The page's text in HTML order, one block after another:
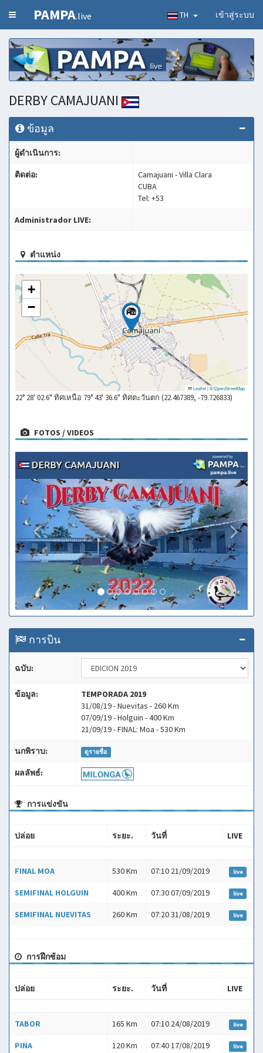
PAMPA.live TH เข้าสู่ระบบ
DERBY CAMAJUANI
ข้อมูล
ผู้ดำเนินการ:
ติดต่อ:
Camajuani - Villa Clara
CUBA
Tel: +53
Administrador LIVE:
ตำแหน่ง
+
−
Leaflet|©OpenStreetMap
22° 28' 02.6" ทิศเหนือ 79° 43' 36.6" ทิศตะวันตก (22.467389, -79.726833)
FOTOS / VIDEOS
การบิน
ฉบับ:
ข้อมูล:
TEMPORADA 2019
31/08/19 - Nuevitas - 260 Km
07/09/19 - Holguin - 400 Km
21/09/19 - FINAL: Moa - 530 Km
นกพิราบ: ดูรายชื่อ
ผลลัพธ์:
การแข่งขัน
ปล่อย ระยะ. วันที่ LIVE
LIVE
FINAL MOA 530 Km 07:10 21/09/2019 live
SEMIFINAL HOLGUIN 400 Km 07:30 07/09/2019 live
SEMIFINAL NUEVITAS 260 Km 07:20 31/08/2019 live
การฝึกซ้อม
ปล่อย ระยะ. วันที่ LIVE
LIVE
TABOR 165 Km 07:10 24/08/2019 live
PINA 120 Km 07:40 17/08/2019 live